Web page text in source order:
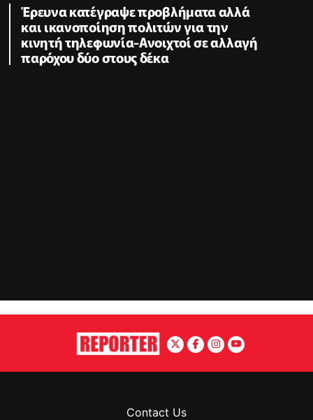
Έρευνα κατέγραψε προβλήματα αλλά
και ικανοποίηση πολιτών για την
κινητή τηλεφωνία-Ανοιχτοί σε αλλαγή
παρόχου δύο στους δέκα
Contact Us